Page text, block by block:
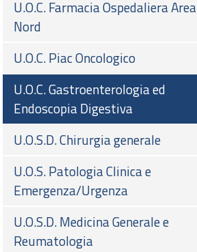
U.O.C. Farmacia Ospedaliera Area
Nord
U.O.C. Piac Oncologico
U.O.C. Gastroenterologia ed
Endoscopia Digestiva
U.O.S.D. Chirurgia generale
U.O.S. Patologia Clinica e
Emergenza/Urgenza
U.O.S.D. Medicina Generale e
Reumatologia